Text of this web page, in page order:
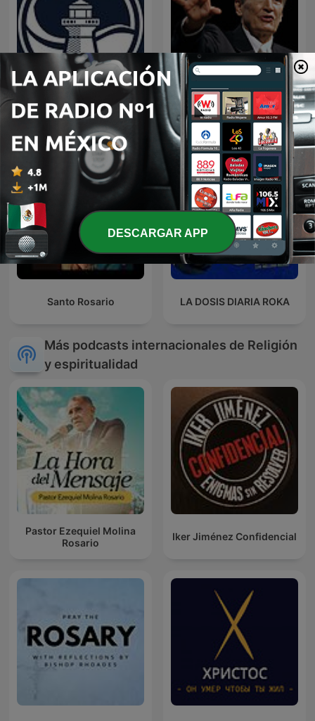
Predicaciones Cristianas
EL AMOR QUE VALE on
Oneplace.com
Santo Rosario LA DOSIS DIARIA ROKA
Más podcasts internacionales de Religión
y espiritualidad
Pastor Ezequiel Molina
Rosario
Iker Jiménez Confidencial
DESCARGAR APP